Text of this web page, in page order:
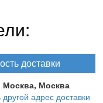
доставки
Москва, Москва
другой адрес доставки